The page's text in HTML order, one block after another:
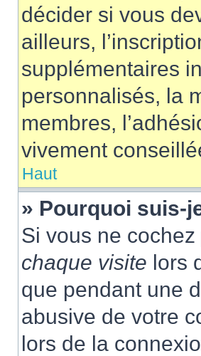
décider si vous
ailleurs,
supplémentaires
personnalisés, la
membres,
vivement
Haut
» Pourquoi suis-
Si vous ne
chaque visite lors
que pendant une
abusive de votre
lors de la